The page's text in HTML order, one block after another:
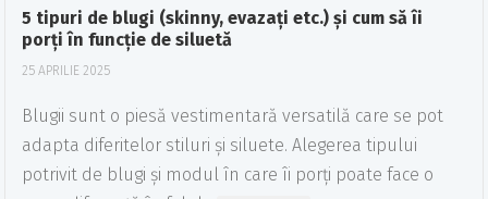
5 tipuri de blugi (skinny, evazați etc.) și cum să îi
porți în funcție de siluetă
25 APRILIE 2025
Blugii sunt o piesă vestimentară versatilă care se pot
adapta diferitelor stiluri și siluete. Alegerea tipului
potrivit de blugi și modul în care îi porți poate face o